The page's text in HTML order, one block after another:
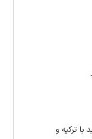
با ترکیه و